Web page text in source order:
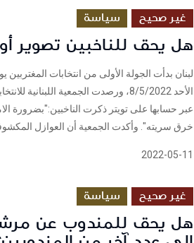
غير صحيح سياسة
هل يحق للناخبين تصوير
عبر حسابها على تويتر ذكرت الناخبين:"بضرورة
خرق سريته". وأكدت الجمعية أن العوازل
2022-05-11
غير صحيح سياسة
هل يحق للمندوب عن